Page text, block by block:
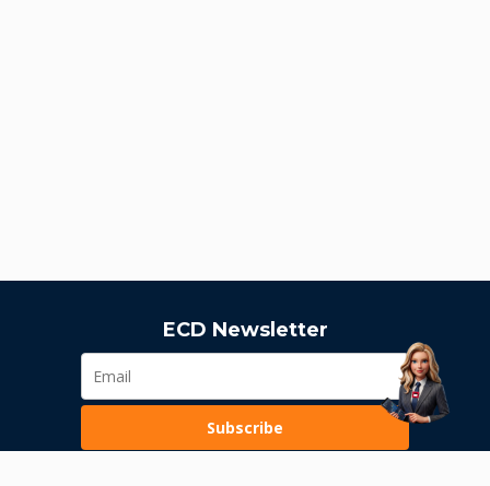
ECD Newsletter
Subscribe